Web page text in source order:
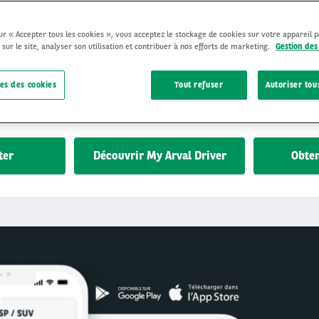
un expert pour vous accompagner. Où que vous soyez, les
et vous faire gagner du temps. Découvrez ce que fait le
notreréseau de garages , prestataires agréés et préférentiels,
Découvrir My Arval Driver
« Accepter tous les cookies », vous acceptez le stockage de cookies sur votre appareil
sur le site, analyser son utilisation et contribuer à nos efforts de marketing.
Gestion des
des cookies Tout refuser Autoriser